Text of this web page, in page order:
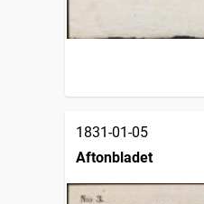
1831-01-05
Aftonbladet